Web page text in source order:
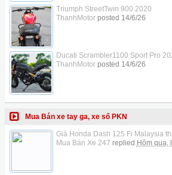
Triumph StreetTwin 900 2020
ThanhMotorposted 14/6/26
Ducati Scrambler1100 Sport Pro
ThanhMotorposted 14/6/26
Mua Bán xe tay ga, xe số PKN
Giá Honda Dash 125 Fi Malaysia
Mua Bán Xe 247 replied Hôm qua,